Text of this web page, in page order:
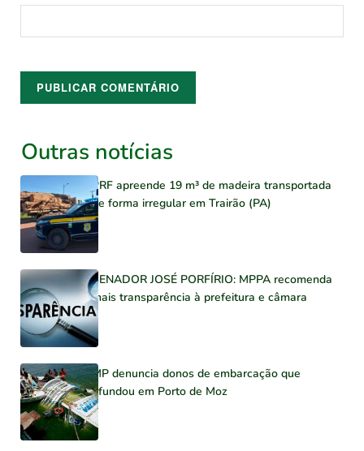
Outras notícias
PRF apreende 19 m³ de madeira transportada
de forma irregular em Trairão (PA)
SENADOR JOSÉ PORFÍRIO: MPPA recomenda
mais transparência à prefeitura e câmara
MP denuncia donos de embarcação que
afundou em Porto de Moz